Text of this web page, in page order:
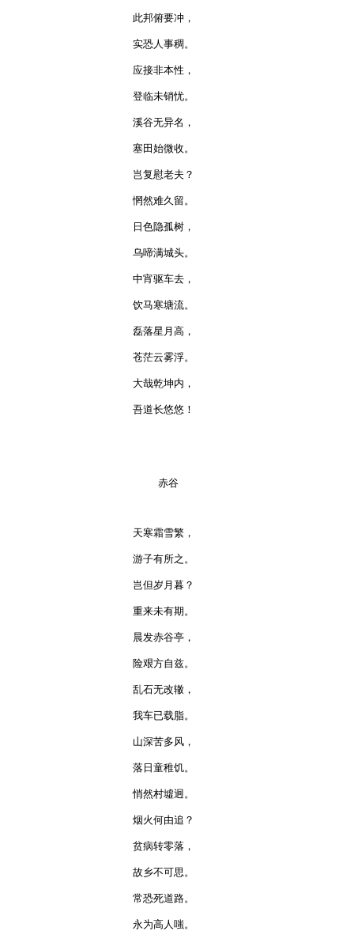
此邦俯要冲，
实恐人事稠。
应接非本性，
登临未销忧。
溪谷无异名，
塞田始微收。
岂复慰老夫？
惘然难久留。
日色隐孤树，
乌啼满城头。
中宵驱车去，
饮马寒塘流。
磊落星月高，
苍茫云雾浮。
大哉乾坤内，
吾道长悠悠！
    赤谷
天寒霜雪繁，
游子有所之。
岂但岁月暮？
重来未有期。
晨发赤谷亭，
险艰方自兹。
乱石无改辙，
我车已载脂。
山深苦多风，
落日童稚饥。
悄然村墟迥。
烟火何由追？
贫病转零落，
故乡不可思。
常恐死道路。
永为高人嗤。